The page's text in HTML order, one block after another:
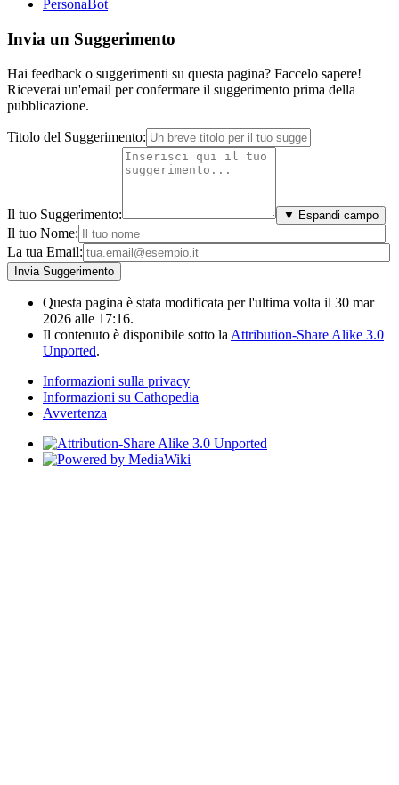
PersonaBot
Invia un Suggerimento
Hai feedback o suggerimenti su questa pagina? Faccelo sapere!
Riceverai un'email per confermare il suggerimento prima della
pubblicazione.
Titolo del Suggerimento:
Il tuo Suggerimento: ▼ Espandi campo
Il tuo Nome:
La tua Email:
Questa pagina è stata modificata per l'ultima volta il 30 mar
2026 alle 17:16.
Il contenuto è disponibile sotto la Attribution-Share Alike 3.0
Unported.
Informazioni sulla privacy
Informazioni su Cathopedia
Avvertenza